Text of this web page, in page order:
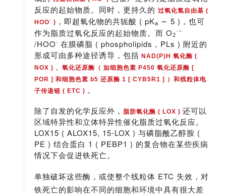
反应的起始物质。同时，更持久的过氧化氢自由基 (
HOO· ) ，即超氧化物的共轭酸 ( pKa ∼ 5 )，也可
作为脂质过氧化反应的起始物质。而 O2
·−
/HOO · 在膜磷脂 ( phospholipids，PLs ) 附近的
形成可由多种途径诱导，包括 NAD(P)H 氧化酶 (
NOX ) 、氧化还原酶（ 如细胞色素 P450 氧化还原酶 [
POR ] 和细胞色素 b5 还原酶 1 [ CYB5R1 ] ）和线粒体电
子传递链 ( ETC ) 。
除了自发的化学反应外， 脂肪氧化酶 ( LOX )还可以
区域特异性和立体特异性催化脂质过氧化反应。
LOX15 ( ALOX15, 15-LOX ) 与磷脂酰乙醇胺 (
PE ) 结合蛋白 1 ( PEBP1 ) 的复合物在某些疾病
情况下会促进铁死亡。
单独破坏这些酶，或使整个线粒体 ETC 失效，对
铁死亡的影响在不同的细胞和环境中具有很大差